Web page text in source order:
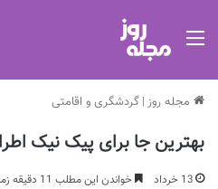
مجله روز | گردشگری و اقامتی
بهترین جا برای پیک نیک
13 خرداد خواندن این مطلب 11 دقیقه زمان میبرد